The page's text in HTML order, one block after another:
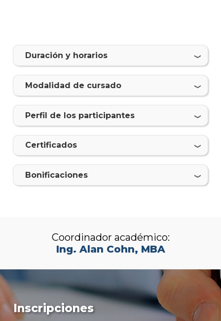
de
en
Duración y horarios
Modalidad de cursado
Perfil de los participantes
Certificados
Bonificaciones
Coordinador académico:
Ing. Alan Cohn, MBA
Inscripciones